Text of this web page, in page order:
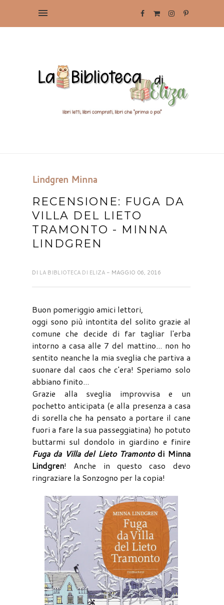
Lindgren Minna
RECENSIONE: FUGA DA
VILLA DEL LIETO
TRAMONTO - MINNA
LINDGREN
DI LA BIBLIOTECA DI ELIZA - MAGGIO 06, 2016
Buon pomeriggio amici lettori,
oggi sono più intontita del solito grazie al
comune che decide di far tagliar l'erba
intorno a casa alle 7 del mattino... non ho
sentito neanche la mia sveglia che partiva a
suonare dal caos che c'era! Speriamo solo
abbiano finito...
Grazie alla sveglia improvvisa e un
pochetto anticipata (e alla presenza a casa
di sorella che ha pensato a portare il cane
fuori a fare la sua passeggiatina) ho potuto
buttarmi sul dondolo in giardino e finire
Fuga da Villa del Lieto Tramontodi Minna
Lindgren! Anche in questo caso devo
ringraziare la Sonzogno per la copia!